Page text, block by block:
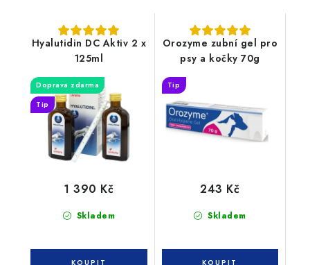
Hyalutidin DC Aktiv 2 x
125ml
Doprava zdarma
Tip
Skladem
1 390 Kč
Orozyme zubní gel pro
psy a kočky 70g
Tip
Skladem
243 Kč